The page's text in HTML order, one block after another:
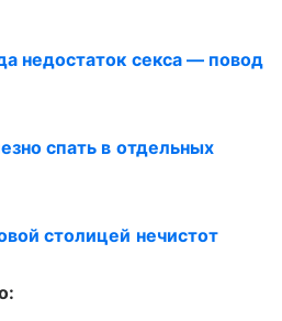
недостаток секса — повод
спать в отдельных
столицей нечистот